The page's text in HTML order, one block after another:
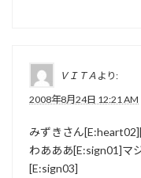
ＶＩＴＡ より:
2008年8月24日 12:21 AM
みずきさん
わあああ[E:sign01]マ
[E:sign03]